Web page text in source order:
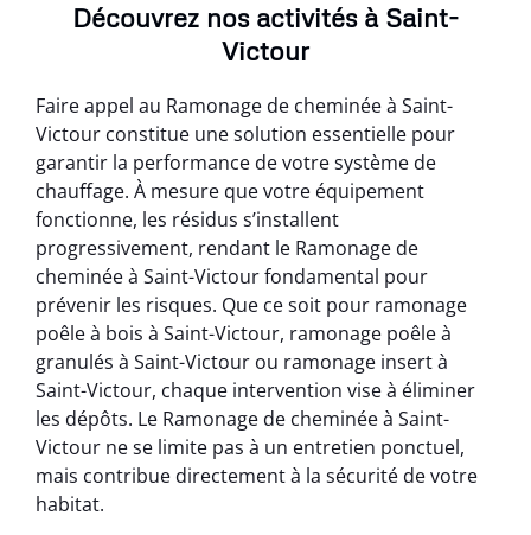
Découvrez nos activités à Saint-
Victour
Faire appel au Ramonage de cheminée à Saint-
Victour constitue une solution essentielle pour
garantir la performance de votre système de
chauffage. À mesure que votre équipement
fonctionne, les résidus s’installent
progressivement, rendant le Ramonage de
cheminée à Saint-Victour fondamental pour
prévenir les risques. Que ce soit pour ramonage
poêle à bois à Saint-Victour, ramonage poêle à
granulés à Saint-Victour ou ramonage insert à
Saint-Victour, chaque intervention vise à éliminer
les dépôts. Le Ramonage de cheminée à Saint-
Victour ne se limite pas à un entretien ponctuel,
mais contribue directement à la sécurité de votre
habitat.